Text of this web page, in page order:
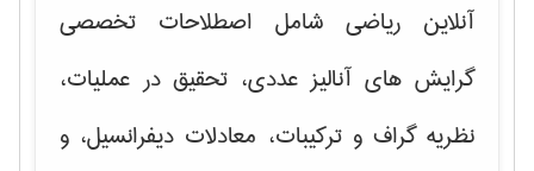
آنلاین ریاضی شامل اصطلاحات تخصصی
گرایش های آنالیز عددی، تحقیق در عملیات،
نظریه گراف و تركیبات، معادلات دیفرانسیل، و